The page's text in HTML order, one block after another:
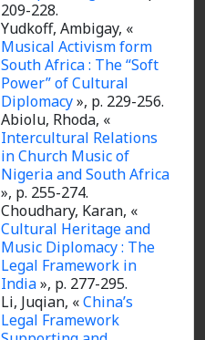
209-228.
Yudkoff, Ambigay, «
Musical Activism form
South Africa : The “Soft
Power” of Cultural
Diplomacy», p. 229-256.
Abiolu, Rhoda, «
Intercultural Relations
in Church Music of
Nigeria and South Africa
», p. 255-274.
Choudhary, Karan, «
Cultural Heritage and
Music Diplomacy : The
Legal Framework in
India», p. 277-295.
Li, Juqian, «China’s
Legal Framework